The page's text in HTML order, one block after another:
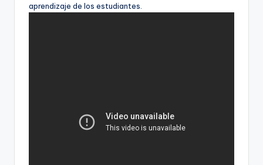
aprendizaje de los estudiantes.